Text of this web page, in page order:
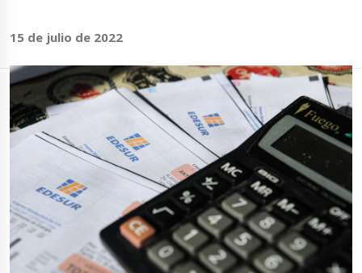
15 de julio de 2022